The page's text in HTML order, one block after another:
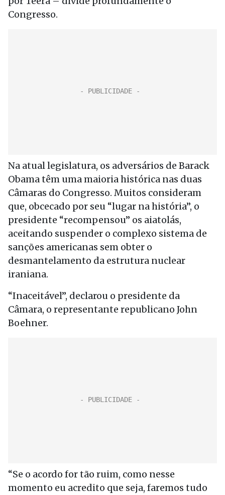
Congresso.
Na atual legislatura, os adversários de Barack
Obama têm uma maioria histórica nas duas
Câmaras do Congresso. Muitos consideram
que, obcecado por seu “lugar na história”, o
presidente “recompensou” os aiatolás,
aceitando suspender o complexo sistema de
sanções americanas sem obter o
desmantelamento da estrutura nuclear
iraniana.
“Inaceitável”, declarou o presidente da
Câmara, o representante republicano John
Boehner.
“Se o acordo for tão ruim, como nesse
momento eu acredito que seja, faremos tudo